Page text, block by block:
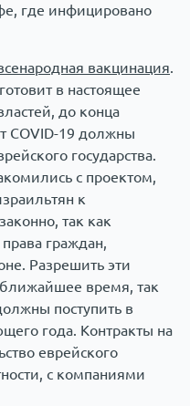
где инфицировано
вакцинация.
в настоящее
до конца
COVID-19 должны
государства.
с проектом,
к
так как
граждан,
Разрешить эти
время, так
поступить в
года. Контракты на
еврейского
с компаниями